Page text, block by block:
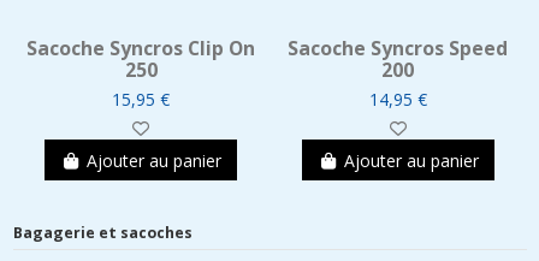
Sacoche Syncros Clip On
250
15,95 €
Ajouter au panier
Sacoche Syncros Speed
200
14,95 €
Ajouter au panier
Bagagerie et sacoches